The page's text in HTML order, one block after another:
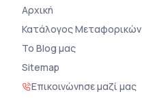
Αρχική
Κατάλογος Μεταφορικών
Το Blog μας
Sitemap
Επικοινώνησε μαζί μας